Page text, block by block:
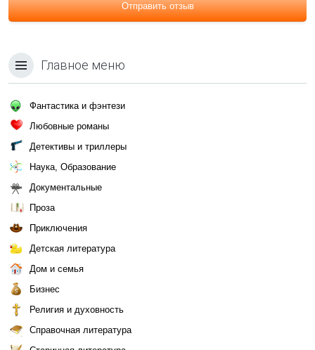
Отправить отзыв
Главное меню
Фантастика и фэнтези
Любовные романы
Детективы и триллеры
Наука, Образование
Документальные
Проза
Приключения
Детская литература
Дом и семья
Бизнес
Религия и духовность
Справочная литература